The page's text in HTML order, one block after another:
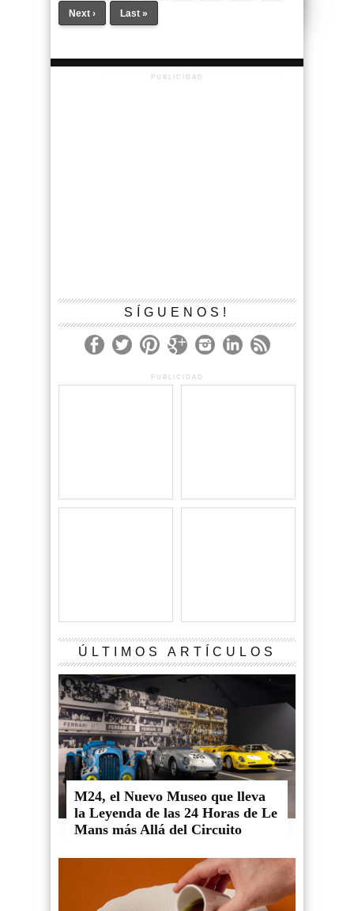
Next › Last »
PUBLICIDAD
SÍGUENOS!
PUBLICIDAD
ÚLTIMOS ARTÍCULOS
M24, el Nuevo Museo que lleva
la Leyenda de las 24 Horas de Le
Mans más Allá del Circuito